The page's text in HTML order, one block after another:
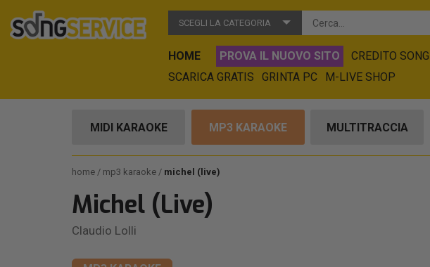
SCEGLI LA CATEGORIA
HOME PROVA IL NUOVO SITO CREDITO
SCARICA GRATIS
GRINTA PC M-LIVE SHOP
MIDI KARAOKE MP3 KARAOKE MULTITRACCIA
home mp3 karaoke michel (live)
Michel (Live)
Claudio Lolli